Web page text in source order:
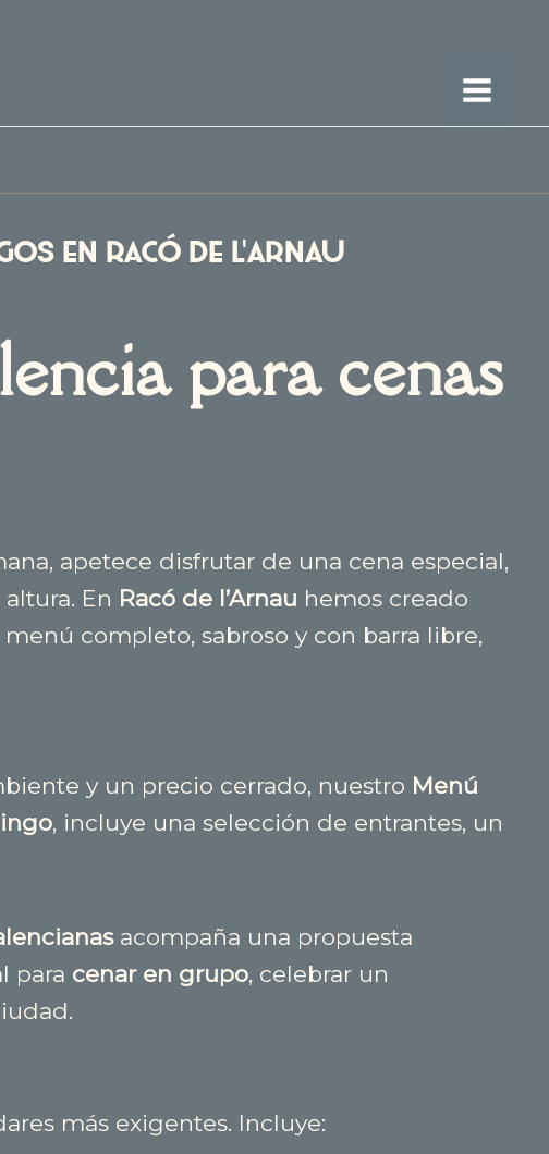
en Racó de l’Arnau
para cenas
apetece disfrutar de una cena especial,
En Racó de l’Arnau hemos creado
completo, sabroso y con barra libre,
y un precio cerrado, nuestro Menú
, incluye una selección de entrantes, un
acompaña una propuesta
para cenar en grupo, celebrar un
más exigentes. Incluye: